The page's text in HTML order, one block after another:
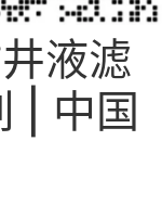
液滤
| 中国